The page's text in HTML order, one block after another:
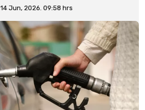
14 Jun, 2026. 09:58 hrs